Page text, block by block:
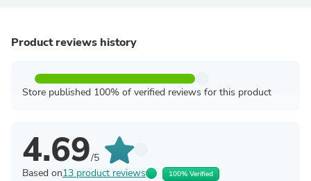
Product reviews history
Store published 100% of verified reviews for this product
4.69/5
Based on13 product reviews 100% Verified